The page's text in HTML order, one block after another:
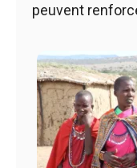
peuvent